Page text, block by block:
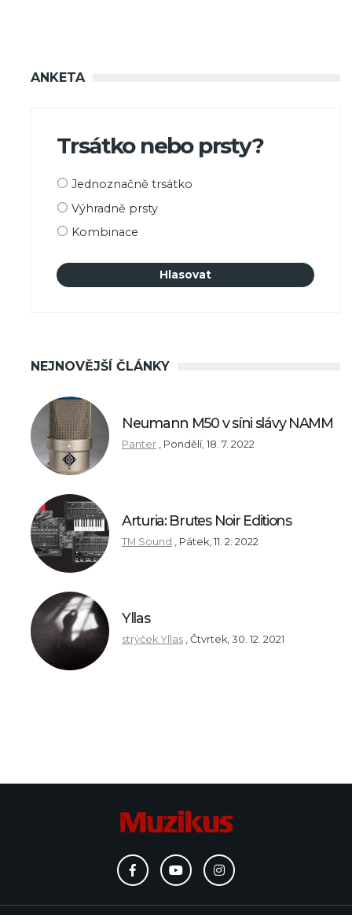
ANKETA
Trsátko nebo prsty?
Možnosti
Jednoznačně trsátko
Výhradně prsty
Kombinace
NEJNOVĚJŠÍ ČLÁNKY
Neumann M50 v síni slávy NAMM
Panter , Pondělí, 18. 7. 2022
Arturia: Brutes Noir Editions
TM Sound , Pátek, 11. 2. 2022
Yllas
strýček Yllas , Čtvrtek, 30. 12. 2021